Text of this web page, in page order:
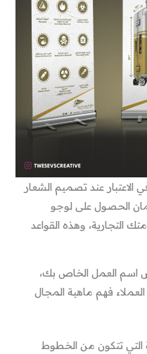
عند تصميم الشعار
الحصول على لوجو
التجارية، وهذه القواعد
العمل الخاص بك،
فهم ماهية المجال
التي تتكون من الخطوط